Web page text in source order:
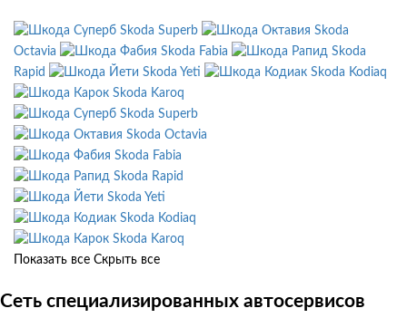
Skoda Superb
Skoda
Octavia
Skoda Fabia
Skoda
Rapid
Skoda Yeti
Skoda Kodiaq
Skoda Karoq
Skoda Superb
Skoda Octavia
Skoda Fabia
Skoda Rapid
Skoda Yeti
Skoda Kodiaq
Skoda Karoq
Показать все Скрыть все
Сеть специализированных автосервисов